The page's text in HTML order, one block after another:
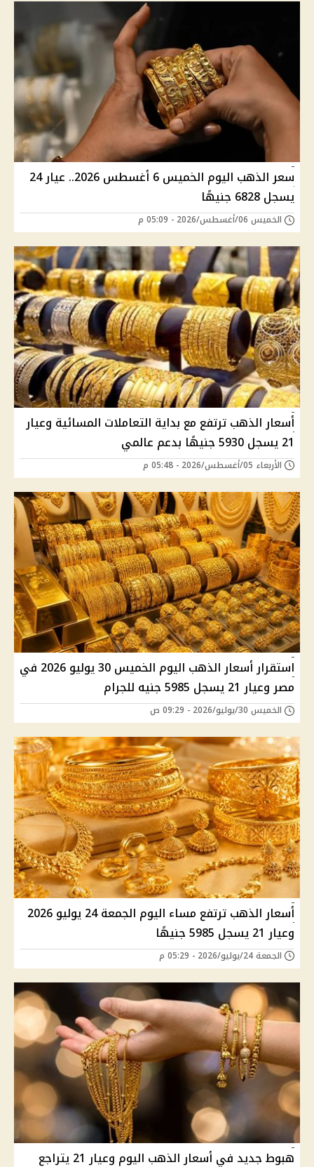
سعر الذهب اليوم الخميس 6 أغسطس 2026.. عيار 24
يسجل 6828 جنيهًا
الخميس 06/أغسطس/2026 - 05:09 م
أسعار الذهب ترتفع مع بداية التعاملات المسائية وعيار
21 يسجل 5930 جنيهًا بدعم عالمي
الأربعاء 05/أغسطس/2026 - 05:48 م
استقرار أسعار الذهب اليوم الخميس 30 يوليو 2026 في
مصر وعيار 21 يسجل 5985 جنيه للجرام
الخميس 30/يوليو/2026 - 09:29 ص
أسعار الذهب ترتفع مساء اليوم الجمعة 24 يوليو 2026
وعيار 21 يسجل 5985 جنيهًا
الجمعة 24/يوليو/2026 - 05:29 م
هبوط جديد في أسعار الذهب اليوم وعيار 21 يتراجع